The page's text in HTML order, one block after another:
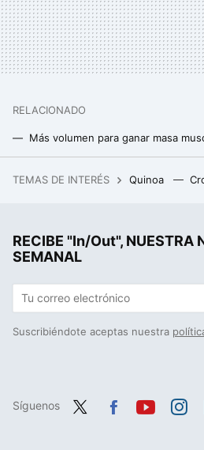
RELACIONADO
TEMAS DE INTERÉS Quinoa
RECIBE "In/Out", NUESTRA
SEMANAL
Suscribiéndote aceptas nuestra
Síguenos